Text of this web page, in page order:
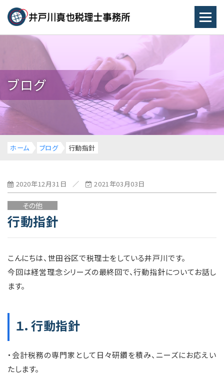
ブログ
ホーム ブログ 行動指針
2020年12月31日 ／ 2021年03月03日
その他
行動指針
こんにちは、世田谷区で税理士をしている井戸川です。
今回は経営理念シリーズの最終回で、行動指針についてお話し
ます。
１．行動指針
・会計税務の専門家として日々研鑽を積み、ニーズにお応えい
たします。